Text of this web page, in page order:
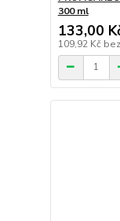
300 ml
133,00
109,92 Kč